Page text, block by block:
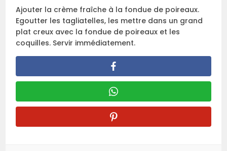
Ajouter la crème fraîche à la fondue de poireaux.
Egoutter les tagliatelles, les mettre dans un grand
plat creux avec la fondue de poireaux et les
coquilles. Servir immédiatement.